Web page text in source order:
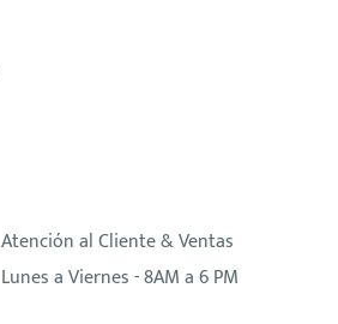
Atención al Cliente & Ventas
Lunes a Viernes - 8AM a 6 PM